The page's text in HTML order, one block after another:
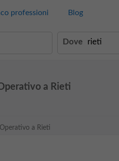
professioni Blog
Dove
a Rieti
a Rieti